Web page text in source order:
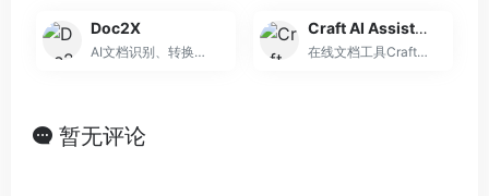
Doc2X
AI文档识别、转换与翻译工具
Craft AI Assistant
在线文档工具Craft推出的AI文档和创作助手
暂无评论